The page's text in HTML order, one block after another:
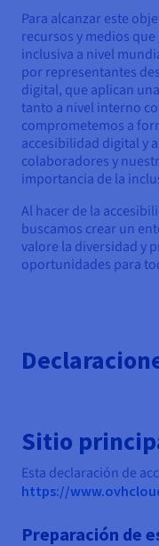
Documentación
Roadmap & Changelog
NVIDIA L4
Todas las GPU →
Precios
Disponibilidad por regiones
Roadmap & Changelog
Self-Service Portal, API
IAM & Tenant
Gobernanza y cuotas
Observabilidad
Roadmap y Changelog
DNSSEC
SSL Gateway
Documentación
Roadmap & Changelog
Todos los usos
Precios
SO y licencias
Documentación
Roadmap & Changelog
SSL Gateway
Documentación
Roadmap & Changelog
Crear mi sitio web en
Crear una tienda online
Documentación
Roadmap & Changelog
Para alcanzar este
recursos y medios
inclusiva a nivel
por representantes
digital, que aplican
tanto a nivel interno
comprometemos a
accesibilidad digital y
colaboradores y
importancia de la
Al hacer de la
buscamos crear un
valore la diversidad y
oportunidades para
Sitio
Esta declaración de
https://
Preparación de